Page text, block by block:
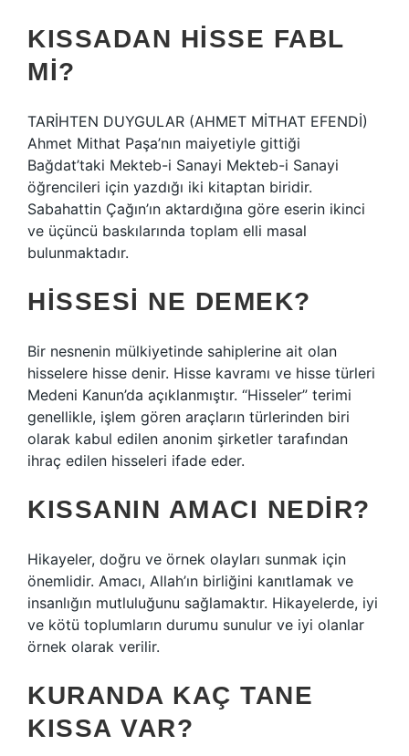
KISSADAN HISSE FABL
MI?
TARİHTEN DUYGULAR (AHMET MİTHAT EFENDİ)
Ahmet Mithat Paşa’nın maiyetiyle gittiği
Bağdat’taki Mekteb-i Sanayi Mekteb-i Sanayi
öğrencileri için yazdığı iki kitaptan biridir.
Sabahattin Çağın’ın aktardığına göre eserin ikinci
ve üçüncü baskılarında toplam elli masal
bulunmaktadır.
HISSESI NE DEMEK?
Bir nesnenin mülkiyetinde sahiplerine ait olan
hisselere hisse denir. Hisse kavramı ve hisse türleri
Medeni Kanun’da açıklanmıştır. “Hisseler” terimi
genellikle, işlem gören araçların türlerinden biri
olarak kabul edilen anonim şirketler tarafından
ihraç edilen hisseleri ifade eder.
KISSANIN AMACI NEDIR?
Hikayeler, doğru ve örnek olayları sunmak için
önemlidir. Amacı, Allah’ın birliğini kanıtlamak ve
insanlığın mutluluğunu sağlamaktır. Hikayelerde, iyi
ve kötü toplumların durumu sunulur ve iyi olanlar
örnek olarak verilir.
KURANDA KAÇ TANE
KISSA VAR?